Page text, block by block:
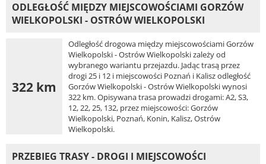
ODLEGŁOŚĆ MIĘDZY MIEJSCOWOŚCIAMI GORZÓW
WIELKOPOLSKI - OSTRÓW WIELKOPOLSKI
322 km
Odległość drogowa między miejscowościami Gorzów
Wielkopolski - Ostrów Wielkopolski zależy od
wybranego wariantu przejazdu. Jadąc trasą przez
drogi 25 i 12 i miejscowości Poznań i Kalisz odległość
Gorzów Wielkopolski - Ostrów Wielkopolski wynosi
322 km. Opisywana trasa prowadzi drogami: A2, S3,
12, 22, 25, 132, przez miejscowości: Gorzów
Wielkopolski, Poznań, Konin, Kalisz, Ostrów
Wielkopolski.
PRZEBIEG TRASY - DROGI I MIEJSCOWOŚCI